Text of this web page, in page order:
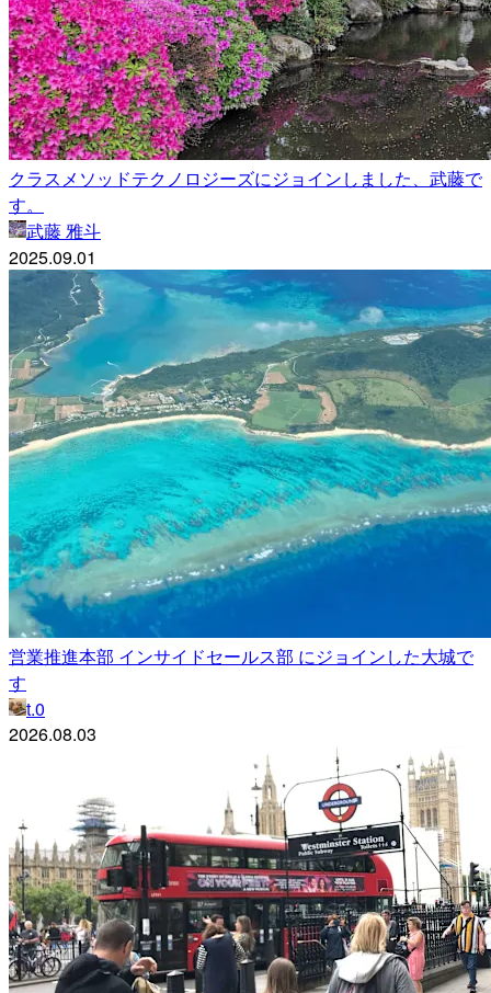
クラスメソッドテクノロジーズにジョインしました、武藤で
す。
武藤 雅斗
2025.09.01
営業推進本部 インサイドセールス部 にジョインした大城で
す
t.0
2026.08.03